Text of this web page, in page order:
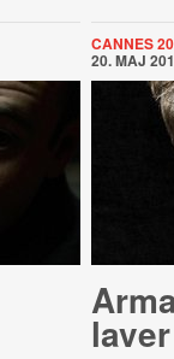
CANNES
20. MAJ